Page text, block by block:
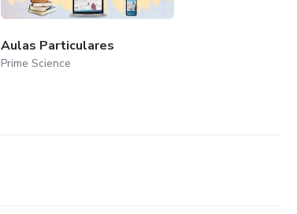
Aulas Particulares
Prime Science